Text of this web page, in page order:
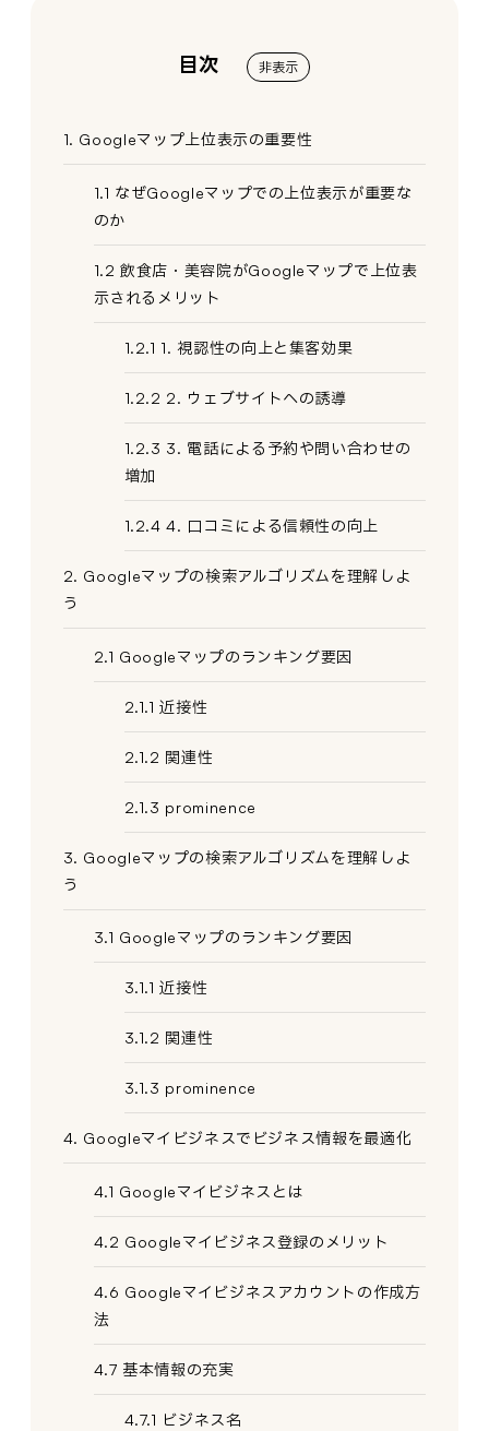
目次 非表示
1. Googleマップ上位表示の重要性
1.1 なぜGoogleマップでの上位表示が重要な
のか
1.2 飲食店・美容院がGoogleマップで上位表
示されるメリット
1.2.1 1. 視認性の向上と集客効果
1.2.2 2. ウェブサイトへの誘導
1.2.3 3. 電話による予約や問い合わせの
増加
1.2.4 4. 口コミによる信頼性の向上
2. Googleマップの検索アルゴリズムを理解しよ
う
2.1 Googleマップのランキング要因
2.1.1 近接性
2.1.2 関連性
2.1.3 prominence
3. Googleマップの検索アルゴリズムを理解しよ
う
3.1 Googleマップのランキング要因
3.1.1 近接性
3.1.2 関連性
3.1.3 prominence
4. Googleマイビジネスでビジネス情報を最適化
4.1 Googleマイビジネスとは
4.2 Googleマイビジネス登録のメリット
4.6 Googleマイビジネスアカウントの作成方
法
4.7 基本情報の充実
4.7.1 ビジネス名